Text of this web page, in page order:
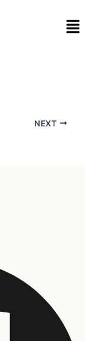
NEXT